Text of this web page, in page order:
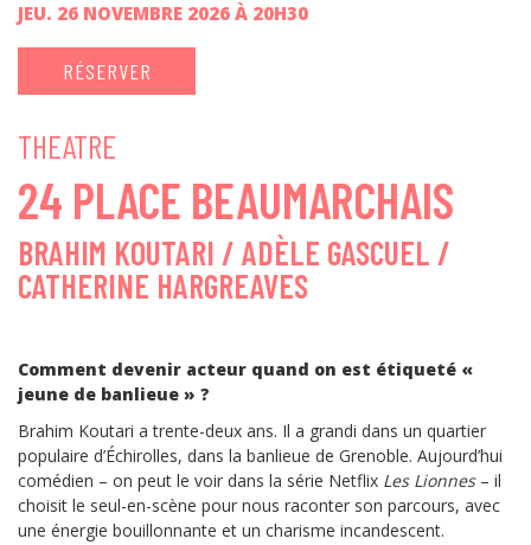
JEU. 26 NOVEMBRE 2026 À 20H30
RÉSERVER
THEATRE
24 PLACE BEAUMARCHAIS
BRAHIM KOUTARI / ADÈLE GASCUEL /
CATHERINE HARGREAVES
Comment devenir acteur quand on est étiqueté «
jeune de banlieue » ?
Brahim Koutari a trente-deux ans. Il a grandi dans un quartier
populaire d’Échirolles, dans la banlieue de Grenoble. Aujourd’hui
comédien – on peut le voir dans la série Netflix Les Lionnes– il
choisit le seul-en-scène pour nous raconter son parcours, avec
une énergie bouillonnante et un charisme incandescent.